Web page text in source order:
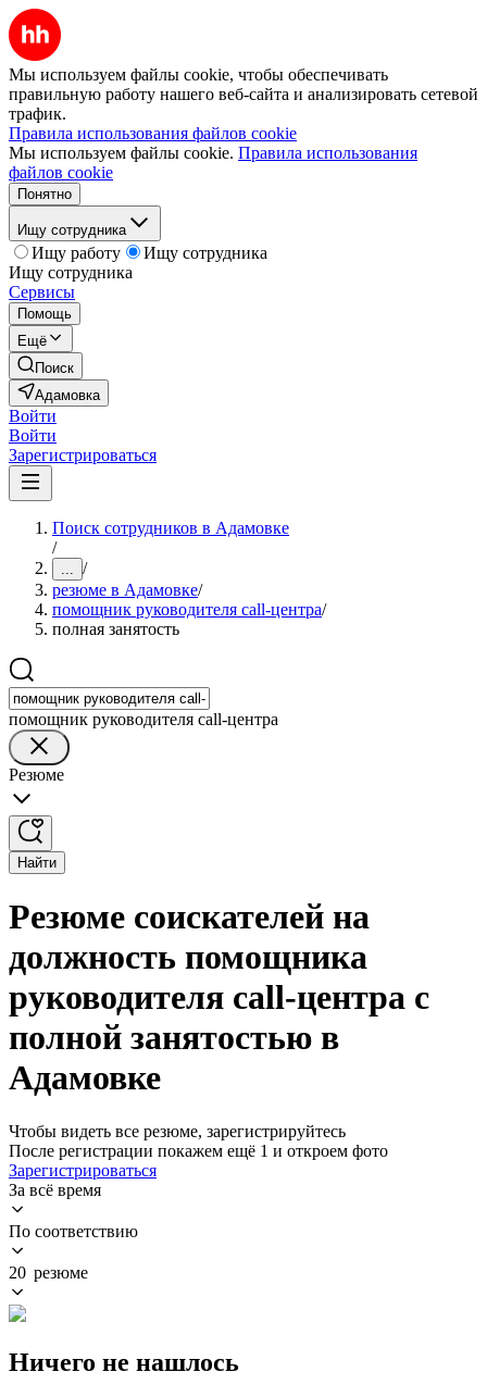
Мы используем файлы cookie, чтобы обеспечивать
правильную работу нашего веб-сайта и анализировать сетевой
трафик.
Правила использования файлов cookie
Мы используем файлы cookie. Правила использования
файлов cookie
Понятно
Ищу сотрудника
Ищу работу
Ищу сотрудника
Ищу сотрудника
Сервисы
Помощь
Ещё
Поиск
Адамовка
Войти
Войти
Зарегистрироваться
Поиск сотрудников в Адамовке
/
... /
резюме в Адамовке/
помощник руководителя call-центра/
полная занятость
помощник руководителя call-центра
Резюме
Найти
Резюме соискателей на
должность помощника
руководителя call-центра с
полной занятостью в
Адамовке
Чтобы видеть все резюме, зарегистрируйтесь
После регистрации покажем ещё 1 и откроем фото
Зарегистрироваться
За всё время
По соответствию
20 резюме
Ничего не нашлось